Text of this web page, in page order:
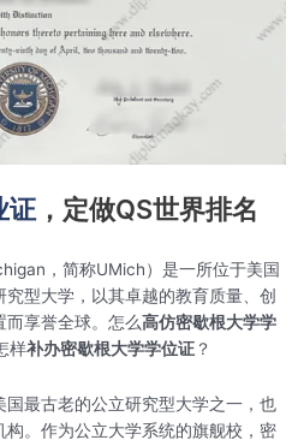
证，定做QS世界排名
，简称UMich）是一所位于美国
型大学，以其卓越的教育质量、创
而享誉全球。怎么高仿密歇根大学学
样补办密歇根大学学位证 ？
国最古老的公立研究型大学之一，也
。作为公立大学系统的旗舰校，密